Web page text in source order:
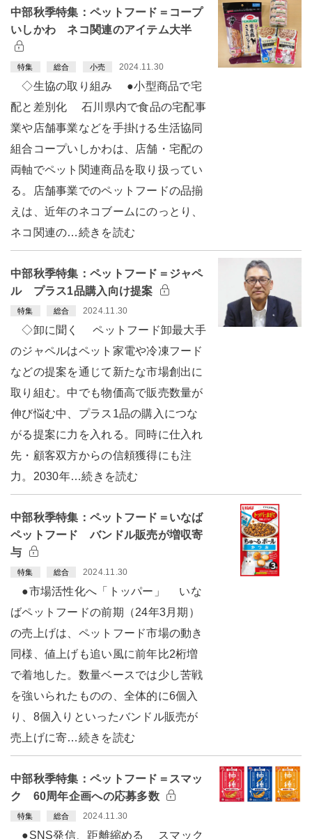
中部秋季特集：ペットフード＝コープ
いしかわ ネコ関連のアイテム大半
特集 総合 小売 2024.11.30
◇生協の取り組み ●小型商品で宅
配と差別化 石川県内で食品の宅配事
業や店舗事業などを手掛ける生活協同
組合コープいしかわは、店舗・宅配の
両軸でペット関連商品を取り扱ってい
る。店舗事業でのペットフードの品揃
えは、近年のネコブームにのっとり、
ネコ関連の…続きを読む
中部秋季特集：ペットフード＝ジャペ
ル プラス1品購入向け提案
特集 総合 2024.11.30
◇卸に聞く ペットフード卸最大手
のジャペルはペット家電や冷凍フード
などの提案を通じて新たな市場創出に
取り組む。中でも物価高で販売数量が
伸び悩む中、プラス1品の購入につな
がる提案に力を入れる。同時に仕入れ
先・顧客双方からの信頼獲得にも注
力。2030年…続きを読む
中部秋季特集：ペットフード＝いなば
ペットフード バンドル販売が増収寄
与
特集 総合 2024.11.30
●市場活性化へ「トッパー」 いな
ばペットフードの前期（24年3月期）
の売上げは、ペットフード市場の動き
同様、値上げも追い風に前年比2桁増
で着地した。数量ベースでは少し苦戦
を強いられたものの、全体的に6個入
り、8個入りといったバンドル販売が
売上げに寄…続きを読む
中部秋季特集：ペットフード＝スマッ
ク 60周年企画への応募多数
特集 総合 2024.11.30
●SNS発信、距離縮める スマック